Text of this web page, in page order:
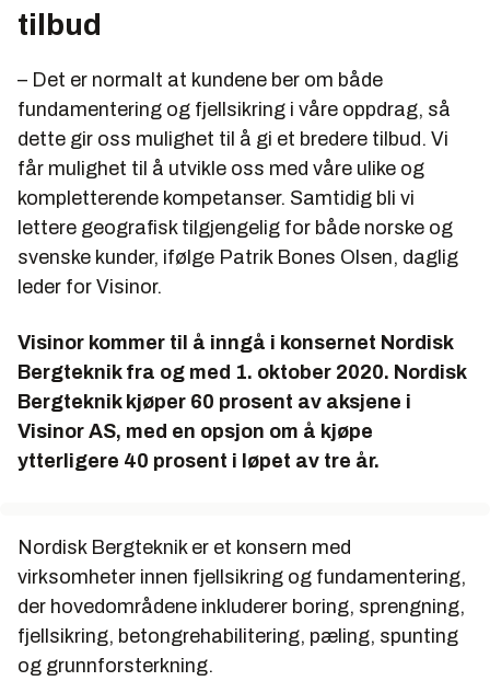
tilbud
– Det er normalt at kundene ber om både
fundamentering og fjellsikring i våre oppdrag, så
dette gir oss mulighet til å gi et bredere tilbud. Vi
får mulighet til å utvikle oss med våre ulike og
kompletterende kompetanser. Samtidig bli vi
lettere geografisk tilgjengelig for både norske og
svenske kunder, ifølge Patrik Bones Olsen, daglig
leder for Visinor.
Visinor kommer til å inngå i konsernet Nordisk
Bergteknik fra og med 1. oktober 2020. Nordisk
Bergteknik kjøper 60 prosent av aksjene i
Visinor AS, med en opsjon om å kjøpe
ytterligere 40 prosent i løpet av tre år.
Nordisk Bergteknik er et konsern med
virksomheter innen fjellsikring og fundamentering,
der hovedområdene inkluderer boring, sprengning,
fjellsikring, betongrehabilitering, pæling, spunting
og grunnforsterkning.